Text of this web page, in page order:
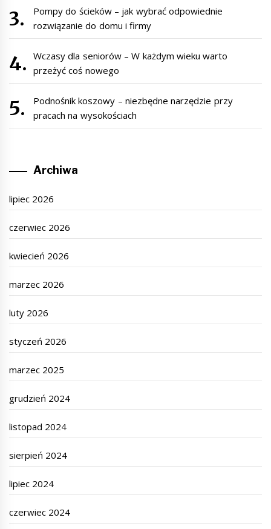
Pompy do ścieków – jak wybrać odpowiednie
rozwiązanie do domu i firmy
Wczasy dla seniorów – W każdym wieku warto
przeżyć coś nowego
Podnośnik koszowy – niezbędne narzędzie przy
pracach na wysokościach
Archiwa
lipiec 2026
czerwiec 2026
kwiecień 2026
marzec 2026
luty 2026
styczeń 2026
marzec 2025
grudzień 2024
listopad 2024
sierpień 2024
lipiec 2024
czerwiec 2024